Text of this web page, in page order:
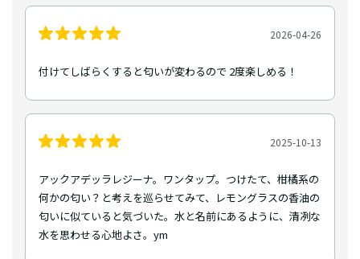
2026-04-26
付けてしばらくすると匂いが変わるので 2度楽しめる！
2025-10-13
アックアデッラレジーナ。ワンタップ。つけたて、柑橘系の
何かの匂い？と考えを巡らせてみて、レモングラスの香油の
匂いに似ていると気づいた。水と名前にあるように、清冽な
水を思わせる心地よさ。ym